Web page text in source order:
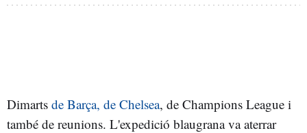
Dimarts de Barça, de Chelsea, de Champions League i
també de reunions. L'expedició blaugrana va aterrar